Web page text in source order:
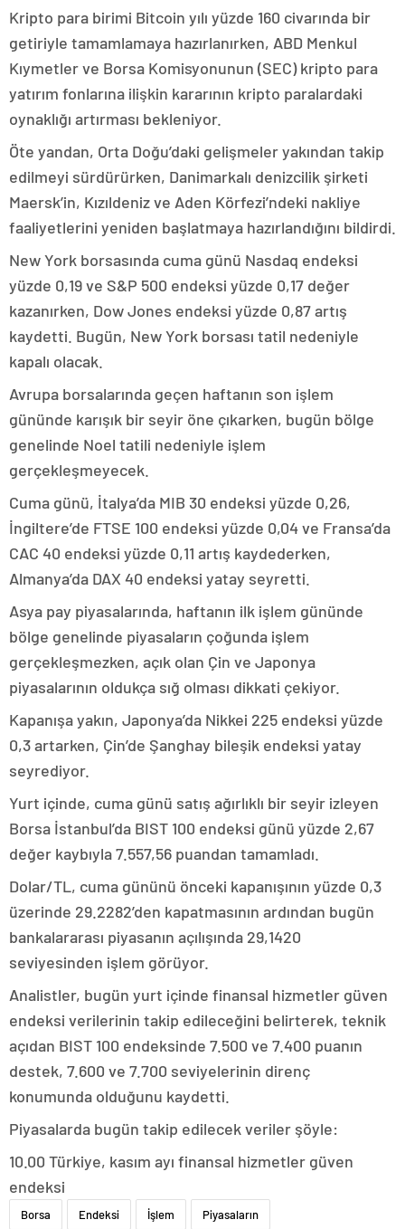
Kripto para birimi Bitcoin yılı yüzde 160 civarında bir
getiriyle tamamlamaya hazırlanırken, ABD Menkul
Kıymetler ve Borsa Komisyonunun (SEC) kripto para
yatırım fonlarına ilişkin kararının kripto paralardaki
oynaklığı artırması bekleniyor.
Öte yandan, Orta Doğu’daki gelişmeler yakından takip
edilmeyi sürdürürken, Danimarkalı denizcilik şirketi
Maersk’in, Kızıldeniz ve Aden Körfezi’ndeki nakliye
faaliyetlerini yeniden başlatmaya hazırlandığını bildirdi.
New York borsasında cuma günü Nasdaq endeksi
yüzde 0,19 ve S&P 500 endeksi yüzde 0,17 değer
kazanırken, Dow Jones endeksi yüzde 0,87 artış
kaydetti. Bugün, New York borsası tatil nedeniyle
kapalı olacak.
Avrupa borsalarında geçen haftanın son işlem
gününde karışık bir seyir öne çıkarken, bugün bölge
genelinde Noel tatili nedeniyle işlem
gerçekleşmeyecek.
Cuma günü, İtalya’da MIB 30 endeksi yüzde 0,26,
İngiltere’de FTSE 100 endeksi yüzde 0,04 ve Fransa’da
CAC 40 endeksi yüzde 0,11 artış kaydederken,
Almanya’da DAX 40 endeksi yatay seyretti.
Asya pay piyasalarında, haftanın ilk işlem gününde
bölge genelinde piyasaların çoğunda işlem
gerçekleşmezken, açık olan Çin ve Japonya
piyasalarının oldukça sığ olması dikkati çekiyor.
Kapanışa yakın, Japonya’da Nikkei 225 endeksi yüzde
0,3 artarken, Çin’de Şanghay bileşik endeksi yatay
seyrediyor.
Yurt içinde, cuma günü satış ağırlıklı bir seyir izleyen
Borsa İstanbul’da BIST 100 endeksi günü yüzde 2,67
değer kaybıyla 7.557,56 puandan tamamladı.
Dolar/TL, cuma gününü önceki kapanışının yüzde 0,3
üzerinde 29.2282’den kapatmasının ardından bugün
bankalararası piyasanın açılışında 29,1420
seviyesinden işlem görüyor.
Analistler, bugün yurt içinde finansal hizmetler güven
endeksi verilerinin takip edileceğini belirterek, teknik
açıdan BIST 100 endeksinde 7.500 ve 7.400 puanın
destek, 7.600 ve 7.700 seviyelerinin direnç
konumunda olduğunu kaydetti.
Piyasalarda bugün takip edilecek veriler şöyle:
10.00 Türkiye, kasım ayı finansal hizmetler güven
endeksi
Borsa Endeksi İşlem Piyasaların